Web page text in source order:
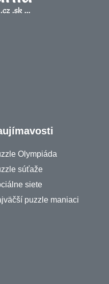
Olympiáda
súťaže
siete
puzzle maniaci